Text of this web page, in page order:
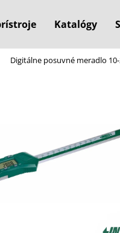
Katalógy
Digitálne posuvné meradlo
nájsť?